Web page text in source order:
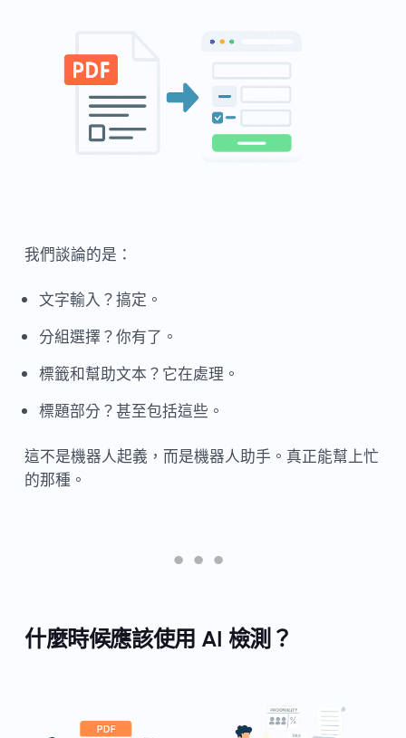
我們談論的是：
文字輸入？搞定。
分組選擇？你有了。
標籤和幫助文本？它在處理。
標題部分？甚至包括這些。
這不是機器人起義，而是機器人助手。真正能幫上忙
的那種。
什麼時候應該使用 AI 檢測？